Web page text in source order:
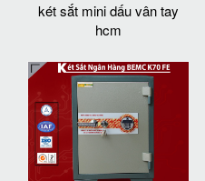
két sắt mini dấu vân tay
hcm